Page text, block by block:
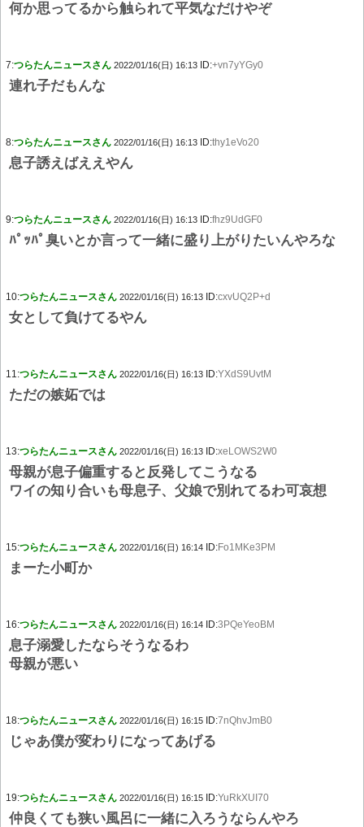
何か思ってるから触られて平気なだけやぞ
7:つらたんニュースさん 2022/01/16(日) 16:13 ID:+vn7yYGy0
連れ子だもんな
8:つらたんニュースさん 2022/01/16(日) 16:13 ID:thy1eVo20
息子誘えばええやん
9:つらたんニュースさん 2022/01/16(日) 16:13 ID:fhz9UdGF0
ﾊﾟｯﾊﾟ臭いとか言って一緒に盛り上がりたいんやろな
10:つらたんニュースさん 2022/01/16(日) 16:13 ID:cxvUQ2P+d
女として負けてるやん
11:つらたんニュースさん 2022/01/16(日) 16:13 ID:YXdS9UvtM
ただの嫉妬では
13:つらたんニュースさん 2022/01/16(日) 16:13 ID:xeLOWS2W0
母親が息子偏重すると反発してこうなる
ワイの知り合いも母息子、父娘で別れてるわ可哀想
15:つらたんニュースさん 2022/01/16(日) 16:14 ID:Fo1MKe3PM
まーた小町か
16:つらたんニュースさん 2022/01/16(日) 16:14 ID:3PQeYeoBM
息子溺愛したならそうなるわ
母親が悪い
18:つらたんニュースさん 2022/01/16(日) 16:15 ID:7nQhvJmB0
じゃあ僕が変わりになってあげる
19:つらたんニュースさん 2022/01/16(日) 16:15 ID:YuRkXUI70
仲良くても狭い風呂に一緒に入ろうならんやろ